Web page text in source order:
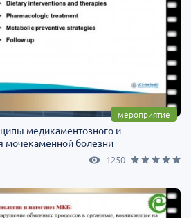
мероприятие
медикаментозного и
мочекаменной болезни
1250